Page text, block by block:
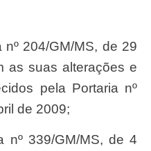
as suas alterações e
pela Portaria nº
de 2009;